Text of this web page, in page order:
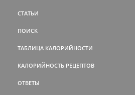
СТАТЬИ
ПОИСК
ТАБЛИЦА КАЛОРИЙНОСТИ
КАЛОРИЙНОСТЬ РЕЦЕПТОВ
ОТВЕТЫ